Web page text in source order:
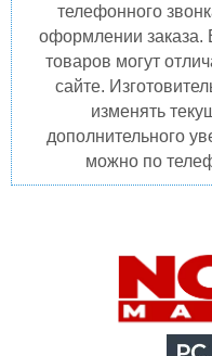
телефонного
оформлении заказа.
товаров могут
сайте.
изменять
дополнительного
можно по